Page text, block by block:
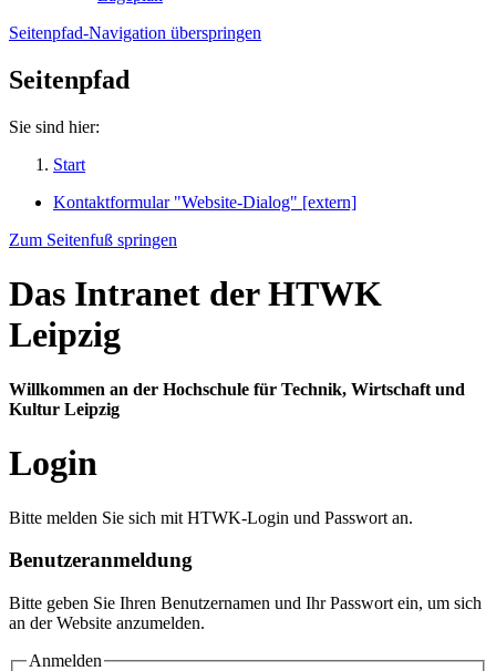
Seitenpfad-Navigation überspringen
Seitenpfad
Sie sind hier:
Start
Kontaktformular "Website-Dialog" [extern]
Zum Seitenfuß springen
Das Intranet der HTWK
Leipzig
Willkommen an der Hochschule für Technik, Wirtschaft und
Kultur Leipzig
Login
Bitte melden Sie sich mit HTWK-Login und Passwort an.
Benutzeranmeldung
Bitte geben Sie Ihren Benutzernamen und Ihr Passwort ein, um sich
an der Website anzumelden.
Anmelden